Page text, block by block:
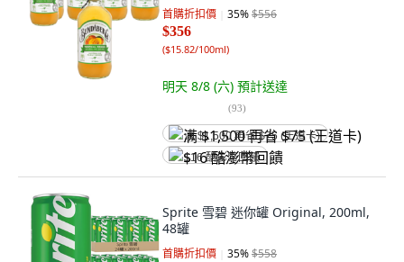
首購折扣價 35%$556
$356
($15.82/100ml)
明天 8/8 (六) 預計送達
(93)
满 $1,500 再省 $75 (王道卡)
$16 酷澎幣回饋
Sprite 雪碧 迷你罐 Original, 200ml,
48罐
首購折扣價 35%$558